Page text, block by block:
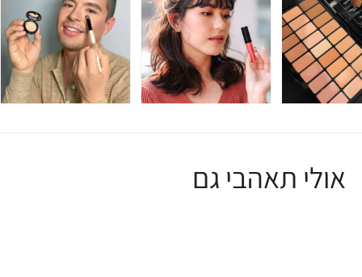
אולי תאהבי גם